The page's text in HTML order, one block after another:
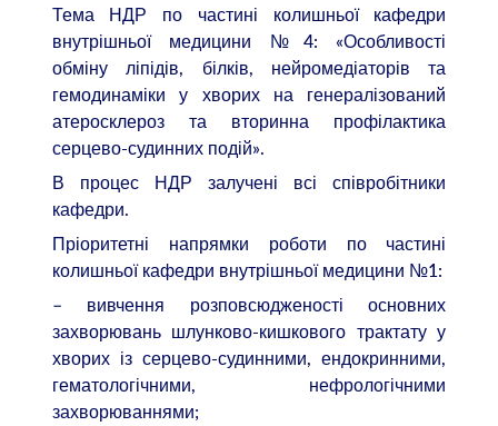
Тема НДР по частині колишньої кафедри
внутрішньої медицини №4: «Особливості
обміну ліпідів, білків, нейромедіаторів та
гемодинаміки у хворих на генералізований
атеросклероз та вторинна профілактика
серцево-судинних подій».
В процес НДР залучені всі співробітники
кафедри.
Пріоритетні напрямки роботи по частині
колишньої кафедри внутрішньої медицини №1:
– вивчення розповсюдженості основних
захворювань шлунково-кишкового трактату у
хворих із серцево-судинними, ендокринними,
гематологічними, нефрологічними
захворюваннями;